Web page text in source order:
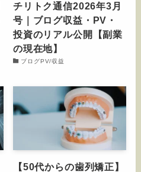
チリトク通信2026年3月
号｜ブログ収益・PV・
投資のリアル公開【副業
の現在地】
ブログPV/収益
【50代からの歯列矯正】